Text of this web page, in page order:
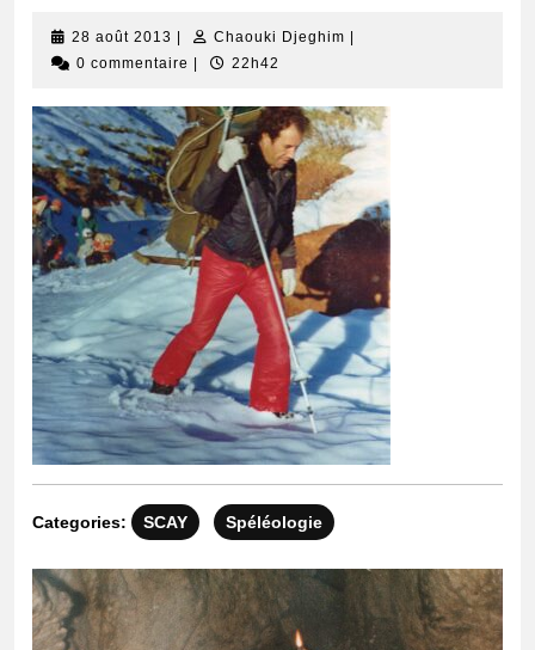
28 août 2013 28
août
Chaouki Djeghim Chaouki
0 commentaire
22h42
Categories: SCAY Spéléologie